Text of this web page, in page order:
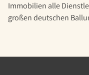
Immobilien alle
großen deutschen